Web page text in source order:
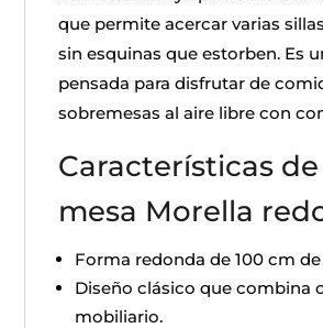
que permite acercar varias
sin esquinas que estorben. Es
pensada para disfrutar de
sobremesas al aire libre con
Características de
mesa Morella
Forma redonda de 100 cm
Diseño clásico que combina
mobiliario.